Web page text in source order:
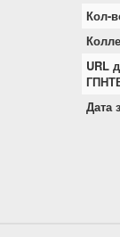
Кол-
URL
Дата